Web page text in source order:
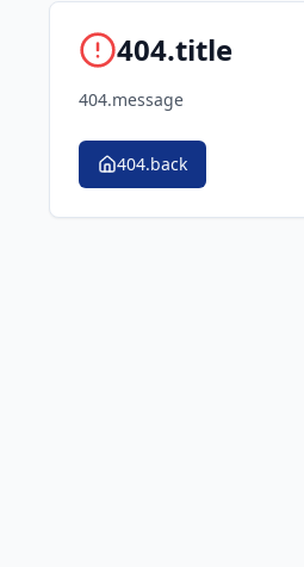
404.title
404.message
404.back